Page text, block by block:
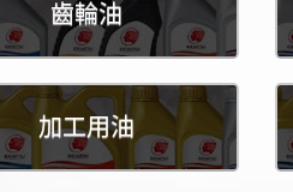
齒輪油
加工用油